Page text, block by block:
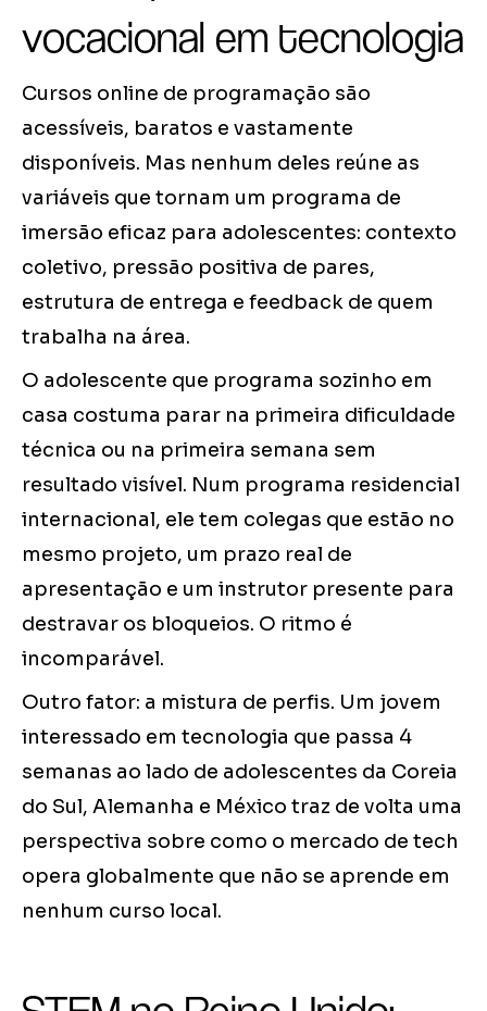
vocacional em tecnologia
Cursos online de programação são
acessíveis, baratos e vastamente
disponíveis. Mas nenhum deles reúne as
variáveis que tornam um programa de
imersão eficaz para adolescentes: contexto
coletivo, pressão positiva de pares,
estrutura de entrega e feedback de quem
trabalha na área.
O adolescente que programa sozinho em
casa costuma parar na primeira dificuldade
técnica ou na primeira semana sem
resultado visível. Num programa residencial
internacional, ele tem colegas que estão no
mesmo projeto, um prazo real de
apresentação e um instrutor presente para
destravar os bloqueios. O ritmo é
incomparável.
Outro fator: a mistura de perfis. Um jovem
interessado em tecnologia que passa 4
semanas ao lado de adolescentes da Coreia
do Sul, Alemanha e México traz de volta uma
perspectiva sobre como o mercado de tech
opera globalmente que não se aprende em
nenhum curso local.